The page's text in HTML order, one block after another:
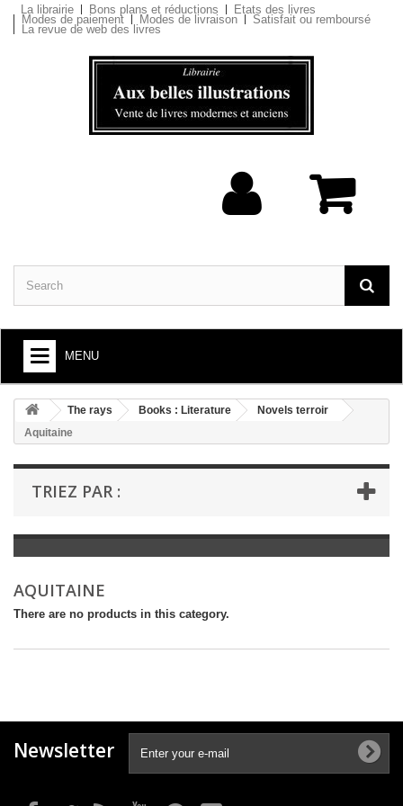
La librairie Bons plans et réductions Etats des livres
Modes de paiement Modes de livraison Satisfait ou remboursé
La revue de web des livres
MENU
+
BOOKS : ARTS AND SOCIETY
+
BOOKS : LITERATURE
+
BOOKS : YOUTH
LIVRES ANCIENS AVANT 1945
The rays Books : Literature
Novels terroir
Aquitaine
TRIEZ PAR :
AQUITAINE
There are no products in this category.
Newsletter